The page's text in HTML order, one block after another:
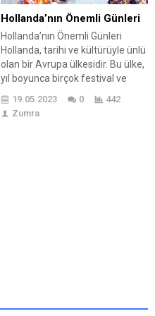
tadımına kadar çok çeşitli
Hollanda’nın Önemli Günleri
Hollanda’nın Önemli Günleri
Hollanda, tarihi ve kültürüyle ünlü
olan bir Avrupa ülkesidir. Bu ülke,
yıl boyunca birçok festival ve
festivaller hem yerli halkın hem
de turistlerin ilgisini çeker. Her biri
19.05.2023 0
442
Zumra